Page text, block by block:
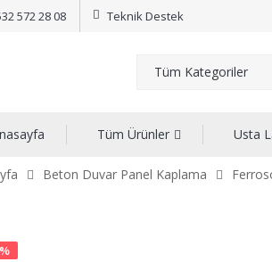
572 28 08 Teknik Destek
Tüm Ürünler Usta
Beton Duvar Panel Kaplama